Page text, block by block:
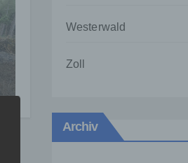
Westerwald
Zoll
Archiv